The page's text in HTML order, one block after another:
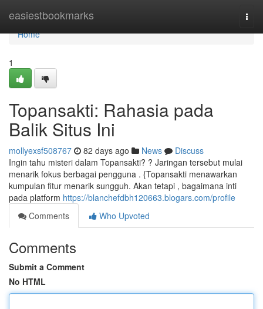
easiestbookmarks
Home
Home
1
Topansakti: Rahasia pada
Balik Situs Ini
mollyexsf508767 82 days ago News
Discuss
Ingin tahu misteri dalam Topansakti? ? Jaringan tersebut mulai
menarik fokus berbagai pengguna . {Topansakti menawarkan
kumpulan fitur menarik sungguh. Akan tetapi , bagaimana inti
pada platform https://blanchefdbh120663.blogars.com/profile
Comments
Who Upvoted
Comments
Submit a Comment
No HTML